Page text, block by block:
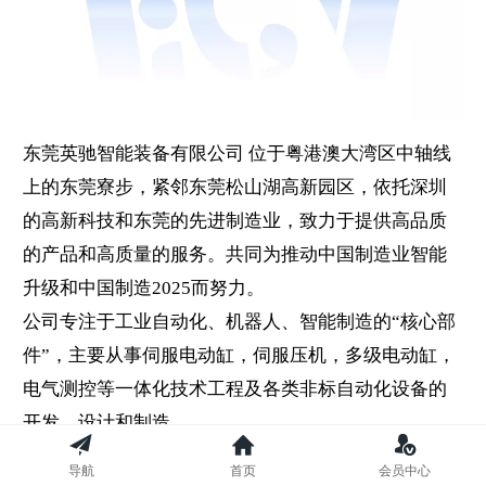
东莞英驰智能装备有限公司 位于粤港澳大湾区中轴线
上的东莞寮步，紧邻东莞松山湖高新园区，依托深圳
的高新科技和东莞的先进制造业，致力于提供高品质
的产品和高质量的服务。共同为推动中国制造业智能
升级和中国制造2025而努力。
公司专注于工业自动化、机器人、智能制造的“核心部
件”，主要从事伺服电动缸，伺服压机，多级电动缸，
电气测控等一体化技术工程及各类非标自动化设备的
开发，设计和制造。
公司占地面积达到2000多平方米，拥有专业的研发团
导航 首页 会员中心